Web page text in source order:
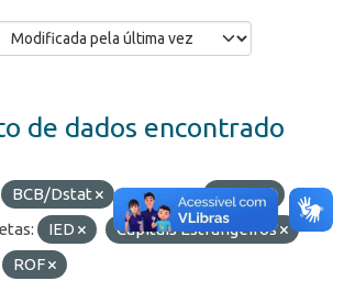
de dados encontrado
BCB/Dstat Formatos:
OData
IED
Capitais Estrangeiros
ROF